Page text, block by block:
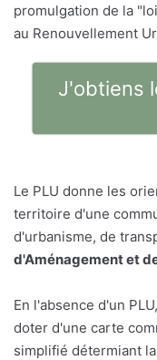
promulgation de la
au Renouvellement
J'obtiens
Le PLU donne les
territoire d'une
d'urbanisme, de
d'Aménagement et
En l'absence d'un
doter d'une carte
simplifié détermiant